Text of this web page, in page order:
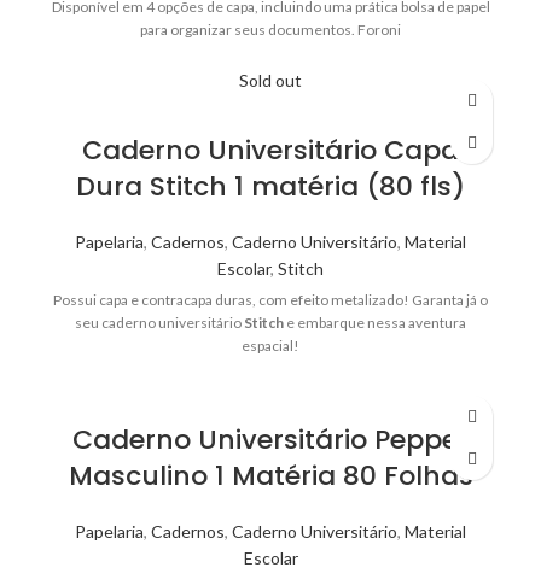
Disponível em 4 opções de capa, incluindo uma prática bolsa de papel
para organizar seus documentos. Foroni
Sold out
Caderno Universitário Capa
Dura Stitch 1 matéria (80 fls)
Papelaria, Cadernos, Caderno Universitário, Material
Escolar, Stitch
Possui capa e contracapa duras, com efeito metalizado! Garanta já o
seu caderno universitário Stitch e embarque nessa aventura
espacial!
Caderno Universitário Pepper
Masculino 1 Matéria 80 Folhas
Papelaria, Cadernos, Caderno Universitário, Material
Escolar